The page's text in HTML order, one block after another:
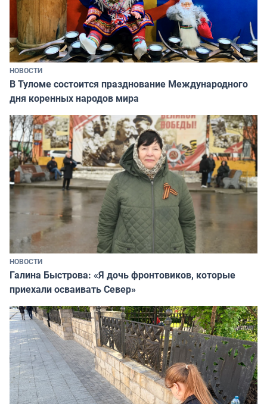
НОВОСТИ
В Туломе состоится празднование Международного
дня коренных народов мира
НОВОСТИ
Галина Быстрова: «Я дочь фронтовиков, которые
приехали осваивать Север»